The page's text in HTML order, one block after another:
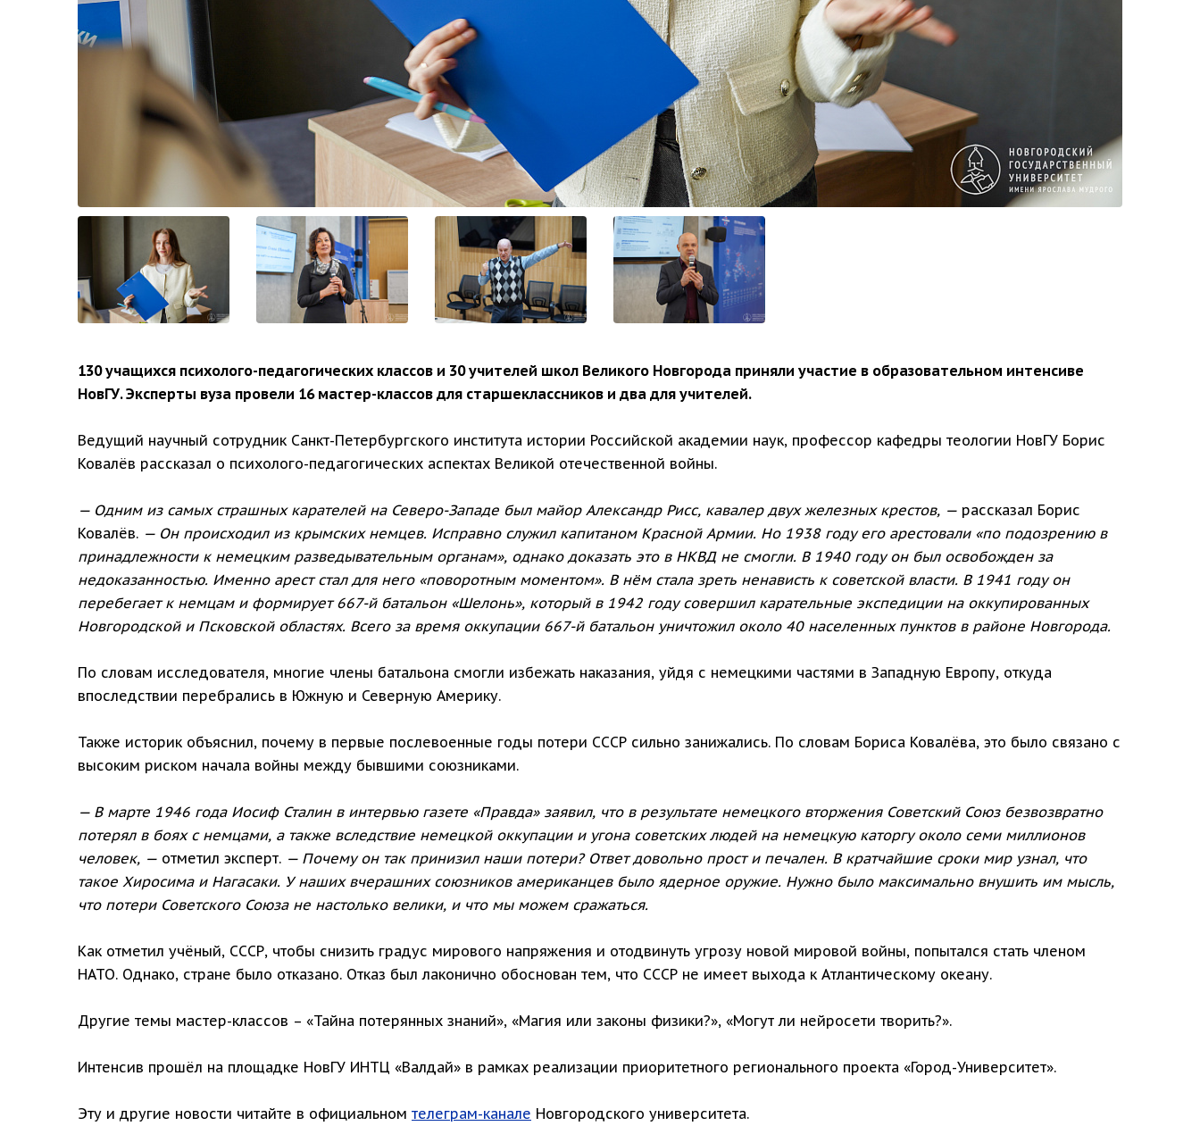
130 учащихся психолого-педагогических классов и 30 учителей школ Великого Новгорода приняли участие в образовательном интенсиве
НовГУ. Эксперты вуза провели 16 мастер-классов для старшеклассников и два для учителей.
Ведущий научный сотрудник Санкт-Петербургского института истории Российской академии наук, профессор кафедры теологии НовГУ Борис
Ковалёв рассказал о психолого-педагогических аспектах Великой отечественной войны.
— Одним из самых страшных карателей на Северо-Западе был майор Александр Рисс, кавалер двух железных крестов, — рассказал Борис
Ковалёв. — Он происходил из крымских немцев. Исправно служил капитаном Красной Армии. Но 1938 году его арестовали «по подозрению в
принадлежности к немецким разведывательным органам», однако доказать это в НКВД не смогли. В 1940 году он был освобожден за
недоказанностью. Именно арест стал для него «поворотным моментом». В нём стала зреть ненависть к советской власти. В 1941 году он
перебегает к немцам и формирует 667-й батальон «Шелонь», который в 1942 году совершил карательные экспедиции на оккупированных
Новгородской и Псковской областях. Всего за время оккупации 667-й батальон уничтожил около 40 населенных пунктов в районе Новгорода.
По словам исследователя, многие члены батальона смогли избежать наказания, уйдя с немецкими частями в Западную Европу, откуда
впоследствии перебрались в Южную и Северную Америку.
Также историк объяснил, почему в первые послевоенные годы потери СССР сильно занижались. По словам Бориса Ковалёва, это было связано с
высоким риском начала войны между бывшими союзниками.
— В марте 1946 года Иосиф Сталин в интервью газете «Правда» заявил, что в результате немецкого вторжения Советский Союз безвозвратно
потерял в боях с немцами, а также вследствие немецкой оккупации и угона советских людей на немецкую каторгу около семи миллионов
человек, — отметил эксперт. — Почему он так принизил наши потери? Ответ довольно прост и печален. В кратчайшие сроки мир узнал, что
такое Хиросима и Нагасаки. У наших вчерашних союзников американцев было ядерное оружие. Нужно было максимально внушить им мысль,
что потери Советского Союза не настолько велики, и что мы можем сражаться.
Как отметил учёный, СССР, чтобы снизить градус мирового напряжения и отодвинуть угрозу новой мировой войны, попытался стать членом
НАТО. Однако, стране было отказано. Отказ был лаконично обоснован тем, что СССР не имеет выхода к Атлантическому океану.
Другие темы мастер-классов – «Тайна потерянных знаний», «Магия или законы физики?», «Могут ли нейросети творить?».
Интенсив прошёл на площадке НовГУ ИНТЦ «Валдай» в рамках реализации приоритетного регионального проекта «Город-Университет».
Эту и другие новости читайте в официальном телеграм-канале Новгородского университета.